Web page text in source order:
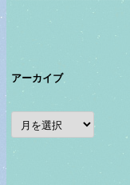
アーカイブ
ア
ー
カ
イ